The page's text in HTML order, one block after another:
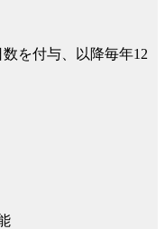
を付与、以降毎年12